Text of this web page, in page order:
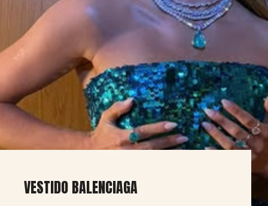
VESTIDO BALENCIAGA